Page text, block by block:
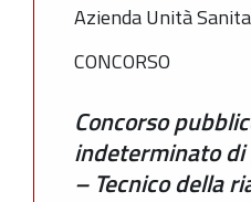
Azienda Unità
CONCORSO
Concorso
indeterminato di
– Tecnico della